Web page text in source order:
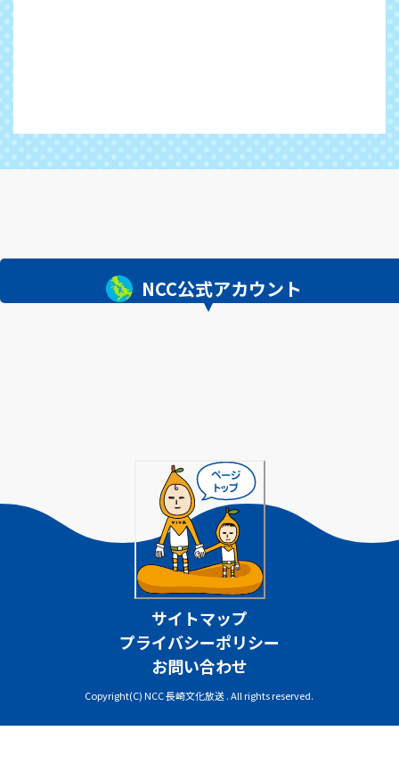
NCC公式アカウント
サイトマップ
プライバシーポリシー
お問い合わせ
Copyright(C) NCC 長崎文化放送 . All rights reserved.